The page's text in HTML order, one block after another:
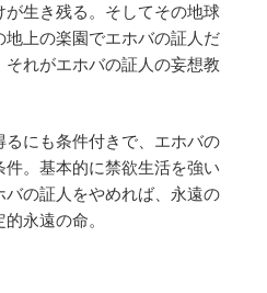
生き残る。そしてその地球
上の楽園でエホバの証人だ
れがエホバの証人の妄想教
にも条件付きで、エホバの
。基本的に禁欲生活を強い
バの証人をやめれば、永遠の
永遠の命。